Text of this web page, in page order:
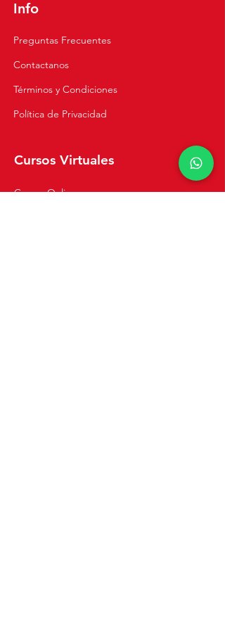
Info
Preguntas Frecuentes
Contactanos
Términos y Condiciones
Política de Privacidad
Cursos Virtuales
Cursos Online